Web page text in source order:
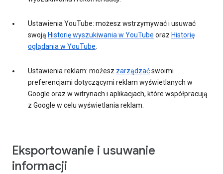
Ustawienia YouTube: możesz wstrzymywać i usuwać
swoją Historię wyszukiwania w YouTube oraz Historię
oglądania w YouTube
Ustawienia reklam: możesz zarządzaćswoimi
preferencjami dotyczącymi reklam wyświetlanych w
Google oraz w witrynach i aplikacjach, które współpracują
z Google w celu wyświetlania reklam.
Eksportowanie i usuwanie
informacji